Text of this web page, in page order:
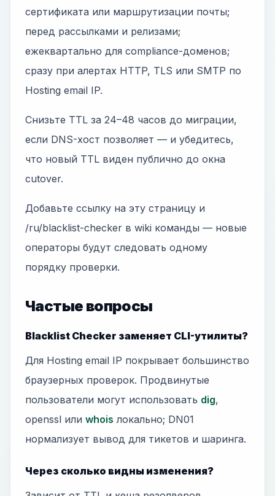
сертификата или маршрутизации почты;
перед рассылками и релизами;
ежеквартально для compliance-доменов;
сразу при алертах HTTP, TLS или SMTP по
Hosting email IP.
Снизьте TTL за 24–48 часов до миграции,
если DNS-хост позволяет — и убедитесь,
что новый TTL виден публично до окна
cutover.
Добавьте ссылку на эту страницу и
/ru/blacklist-checker в wiki команды — новые
операторы будут следовать одному
порядку проверки.
Частые вопросы
Blacklist Checker заменяет CLI-утилиты?
Для Hosting email IP покрывает большинство
браузерных проверок. Продвинутые
пользователи могут использовать dig,
openssl или whois локально; DN01
нормализует вывод для тикетов и шаринга.
Через сколько видны изменения?